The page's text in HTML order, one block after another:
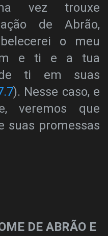
vez trouxe
de Abrão,
o meu
e ti e a tua
de ti em suas
). Nesse caso, e
veremos que
suas promessas
DE ABRÃO E